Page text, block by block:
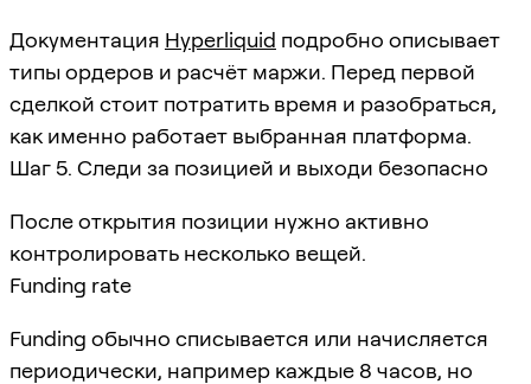
Документация Hyperliquid подробно описывает
типы ордеров и расчёт маржи. Перед первой
сделкой стоит потратить время и разобраться,
как именно работает выбранная платформа.
Шаг 5. Следи за позицией и выходи безопасно
После открытия позиции нужно активно
контролировать несколько вещей.
Funding rate
Funding обычно списывается или начисляется
периодически, например каждые 8 часов, но